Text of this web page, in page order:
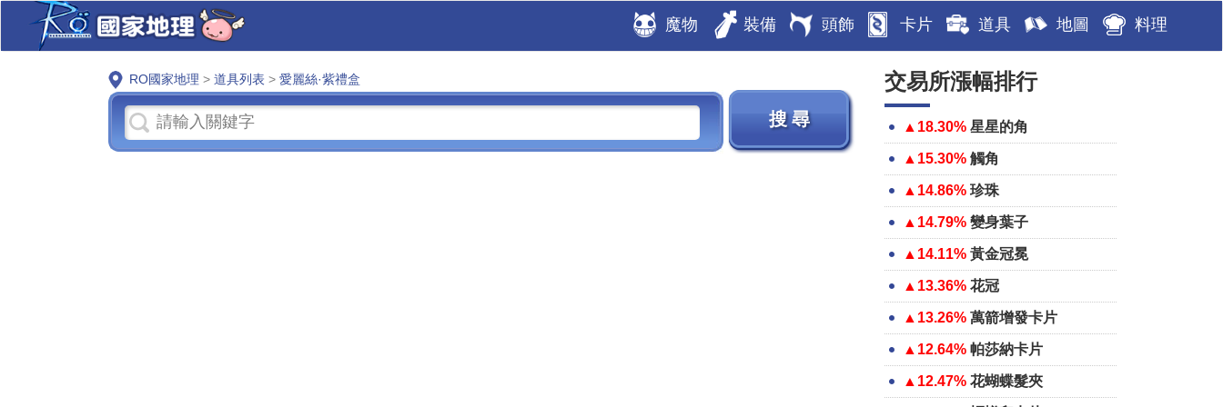
魔物 裝備 頭飾 卡片 道具 地圖 料理
RO國家地理 > 道具列表 > 愛麗絲·紫禮盒 交易所漲幅排行
▲18.30% 星星的角
▲15.30% 觸角
▲14.86% 珍珠
▲14.79% 變身葉子
▲14.11% 黃金冠冕
▲13.36% 花冠
▲13.26% 萬箭增發卡片
▲12.64% 帕莎納卡片
▲12.47% 花蝴蝶髮夾